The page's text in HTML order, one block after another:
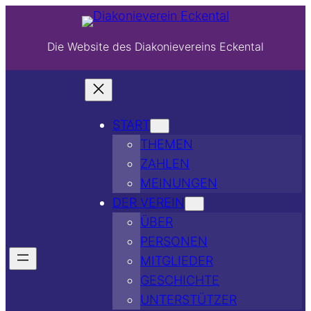
Die Website des Diakonievereins Eckental
START
THEMEN
ZAHLEN
MEINUNGEN
DER VEREIN
ÜBER
PERSONEN
MITGLIEDER
GESCHICHTE
UNTERSTÜTZER